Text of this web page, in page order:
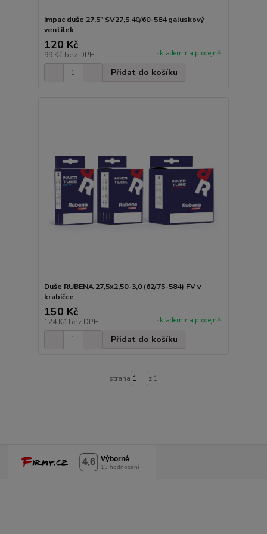
Impac duše 27.5" SV27,5 40/60-584 galuskový
ventilek
120 Kč
99 Kč bez DPH skladem na prodejně
Přidat do košíku
Duše RUBENA 27,5x2,50-3,0 (62/75-584) FV v
krabičce
150 Kč
124 Kč bez DPH skladem na prodejně
Přidat do košíku
strana z 1